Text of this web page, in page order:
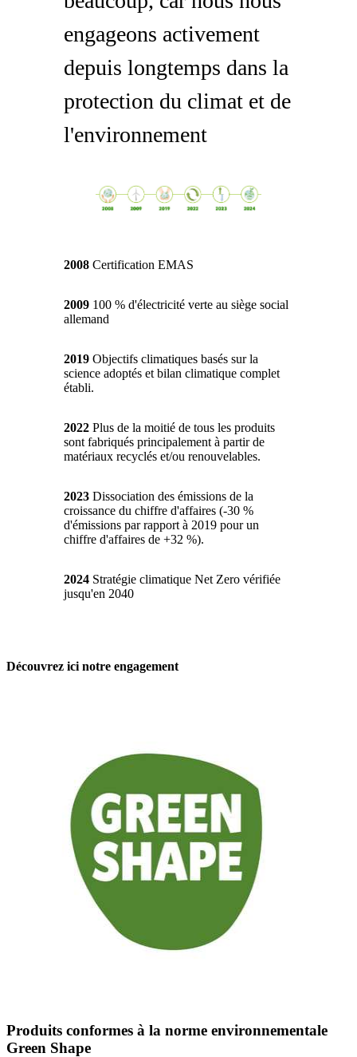
engageons activement
depuis longtemps dans la
protection du climat et de
l'environnement
2008 Certification EMAS
2009 100 % d'électricité verte au siège social
allemand
2019 Objectifs climatiques basés sur la
science adoptés et bilan climatique complet
établi.
2022 Plus de la moitié de tous les produits
sont fabriqués principalement à partir de
matériaux recyclés et/ou renouvelables.
2023 Dissociation des émissions de la
croissance du chiffre d'affaires (-30 %
d'émissions par rapport à 2019 pour un
chiffre d'affaires de +32 %).
2024 Stratégie climatique Net Zero vérifiée
jusqu'en 2040
Découvrez ici notre engagement
Produits conformes à la norme environnementale
Green Shape